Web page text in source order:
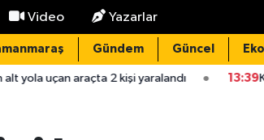
Video Yazarlar
Gündem Güncel
2 kişi yaralandı 13:39 Kahramanmaraş’a